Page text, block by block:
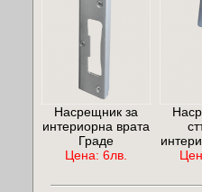
Насрещник за
интериорна врата
Граде
Цена: 6лв.